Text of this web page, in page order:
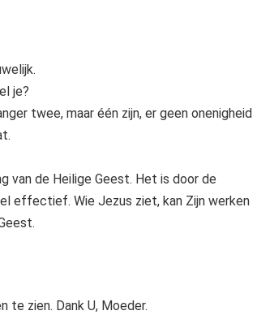
je?
twee, maar één zijn, er geen onenigheid
van de Heilige Geest. Het is door de
effectief. Wie Jezus ziet, kan Zijn werken
te zien. Dank U, Moeder.